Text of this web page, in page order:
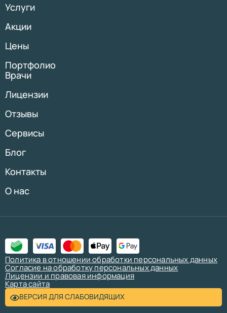
Услуги
Акции
Цены
Портфолио
Врачи
Лицензии
Отзывы
Сервисы
Блог
Контакты
О нас
ВЕРСИЯ ДЛЯ СЛАБОВИДЯЩИХ
Политика в отношении обработки персональных данных
Согласие на обработку персональных данных
Лицензии и правовая информация
Карта сайта